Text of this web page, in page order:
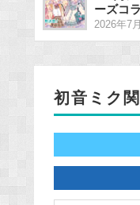
ーズコ
2026年7
初音ミク